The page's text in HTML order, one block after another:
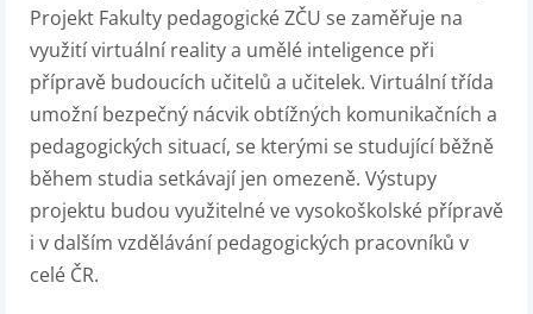
Projekt Fakulty pedagogické ZČU se zaměřuje na
využití virtuální reality a umělé inteligence při
přípravě budoucích učitelů a učitelek. Virtuální třída
umožní bezpečný nácvik obtížných komunikačních a
pedagogických situací, se kterými se studující běžně
během studia setkávají jen omezeně. Výstupy
projektu budou využitelné ve vysokoškolské přípravě
i v dalším vzdělávání pedagogických pracovníků v
celé ČR.